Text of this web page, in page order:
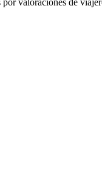
valoraciones de